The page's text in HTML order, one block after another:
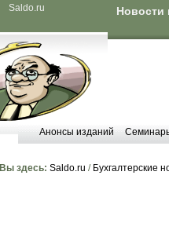
Saldo.ru
Новости
Анонсы изданий
Вы здесь: Saldo.ru / Бухгалтерские